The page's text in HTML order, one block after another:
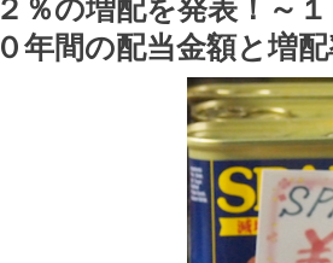
２％の増配を発表！～
０年間の配当金額と増